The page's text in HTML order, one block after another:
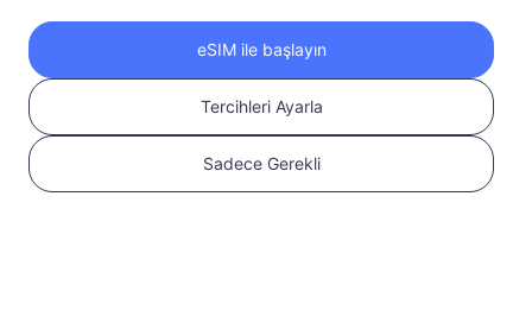
2
eSIM ile başlayın
Tercihleri Ayarla
Sadece Gerekli